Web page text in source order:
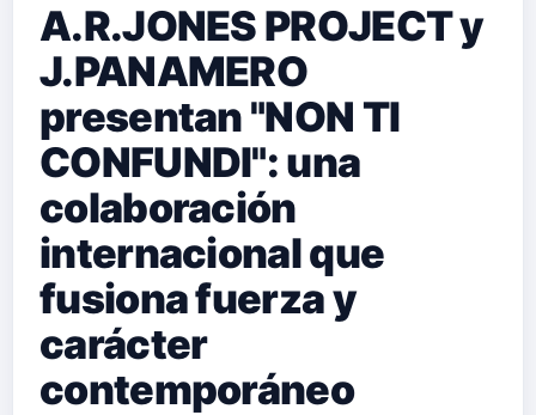
A.R.JONES PROJECT y
J.PANAMERO
presentan "NON TI
CONFUNDI": una
colaboración
internacional que
fusiona fuerza y
carácter
contemporáneo